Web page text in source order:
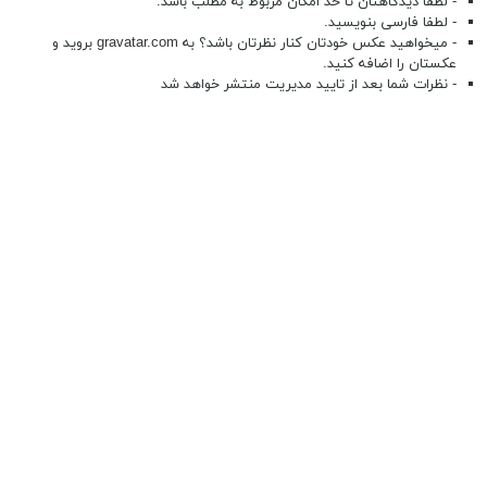
- لطفا فارسی بنویسید.
- میخواهید عکس خودتان کنار نظرتان باشد؟ به gravatar.com بروید و
عکستان را اضافه کنید.
- نظرات شما بعد از تایید مدیریت منتشر خواهد شد